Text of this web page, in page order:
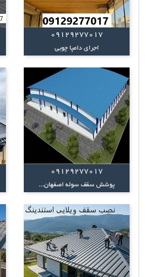
09129277017
اجرای دامپا چوبی
09129277017
پوشش سقف سوله اصفهان...